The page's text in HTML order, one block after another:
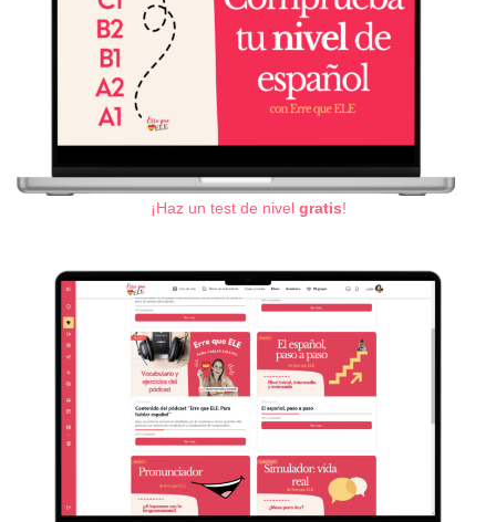
¡Haz un test de nivel gratis!